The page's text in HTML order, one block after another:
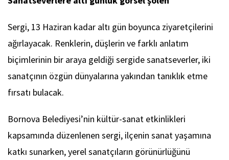
Sergi, 13 Haziran kadar altı gün boyunca ziyaretçilerini
ağırlayacak. Renklerin, düşlerin ve farklı anlatım
biçimlerinin bir araya geldiği sergide sanatseverler, iki
sanatçının özgün dünyalarına yakından tanıklık etme
fırsatı bulacak.
Bornova Belediyesi’nin kültür-sanat etkinlikleri
kapsamında düzenlenen sergi, ilçenin sanat yaşamına
katkı sunarken, yerel sanatçıların görünürlüğünü